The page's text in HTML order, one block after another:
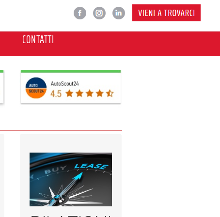
CONTATTI
Scopri